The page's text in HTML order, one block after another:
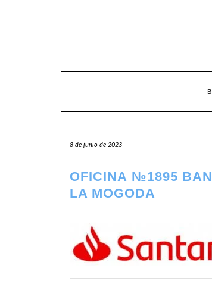
8 de junio de 2023
OFICINA №1895
LA MOGODA